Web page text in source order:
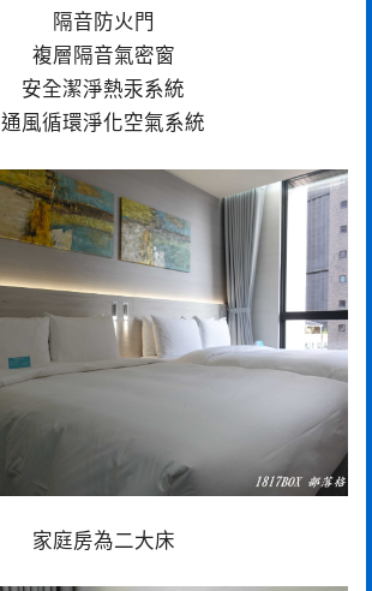
隔音防火門
複層隔音氣密窗
安全潔淨熱汞系統
通風循環淨化空氣系統
家庭房為二大床